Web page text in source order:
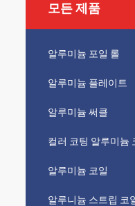
모든 제품
알루미늄 포일 롤
알루미늄 플레이트
알루미늄 써클
컬러 코팅 알루미늄
알루미늄 코일
알루니늄 스트립 코